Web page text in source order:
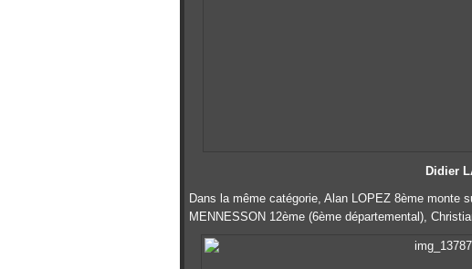
Didier
Dans la même catégorie, Alan LOPEZ 8ème monte
MENNESSON 12ème (6ème départemental),